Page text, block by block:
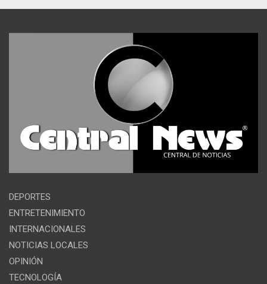
DEPORTES
ENTRETENIMIENTO
INTERNACIONALES
NOTICIAS LOCALES
OPINIÓN
TECNOLOGÍA